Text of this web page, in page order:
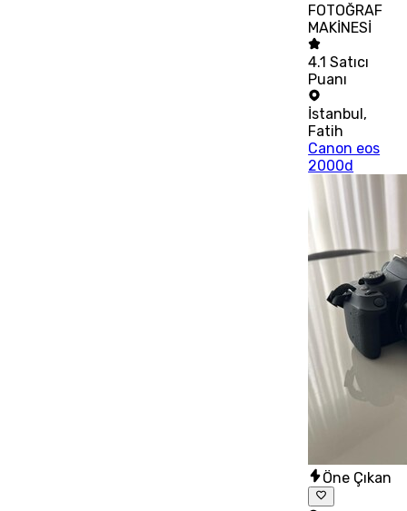
FOTOĞRAF
MAKİNESİ
4.1 Satıcı
Puanı
İstanbul,
Fatih
Canon eos
2000d
Öne Çıkan